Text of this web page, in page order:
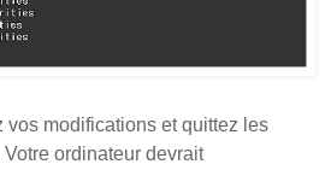
vos modifications et quittez les
ordinateur devrait